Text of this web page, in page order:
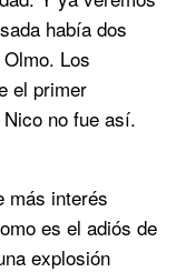
había dos
Los
el primer
no fue así.
más interés
es el adiós de
explosión